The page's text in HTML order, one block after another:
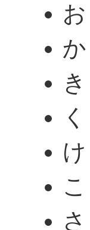
お
か
き
く
け
こ
さ